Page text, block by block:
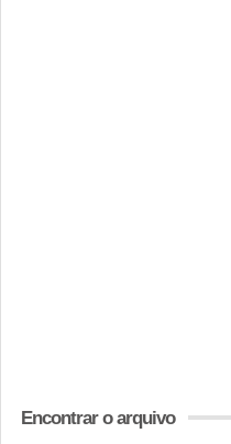
Encontrar o arquivo